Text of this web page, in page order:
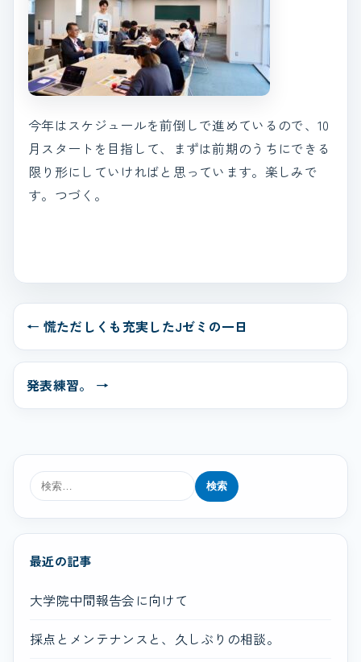
今年はスケジュールを前倒しで進めているので、10
月スタートを目指して、まずは前期のうちにできる
限り形にしていければと思っています。楽しみで
す。つづく。
← 慌ただしくも充実したJゼミの一日
発表練習。 →
検
索:
最近の記事
大学院中間報告会に向けて
採点とメンテナンスと、久しぶりの相談。